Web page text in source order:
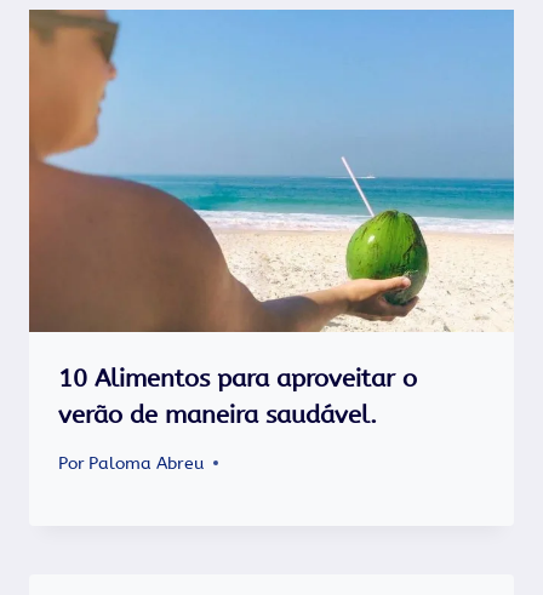
10 Alimentos para aproveitar o
verão de maneira saudável.
Por Paloma Abreu